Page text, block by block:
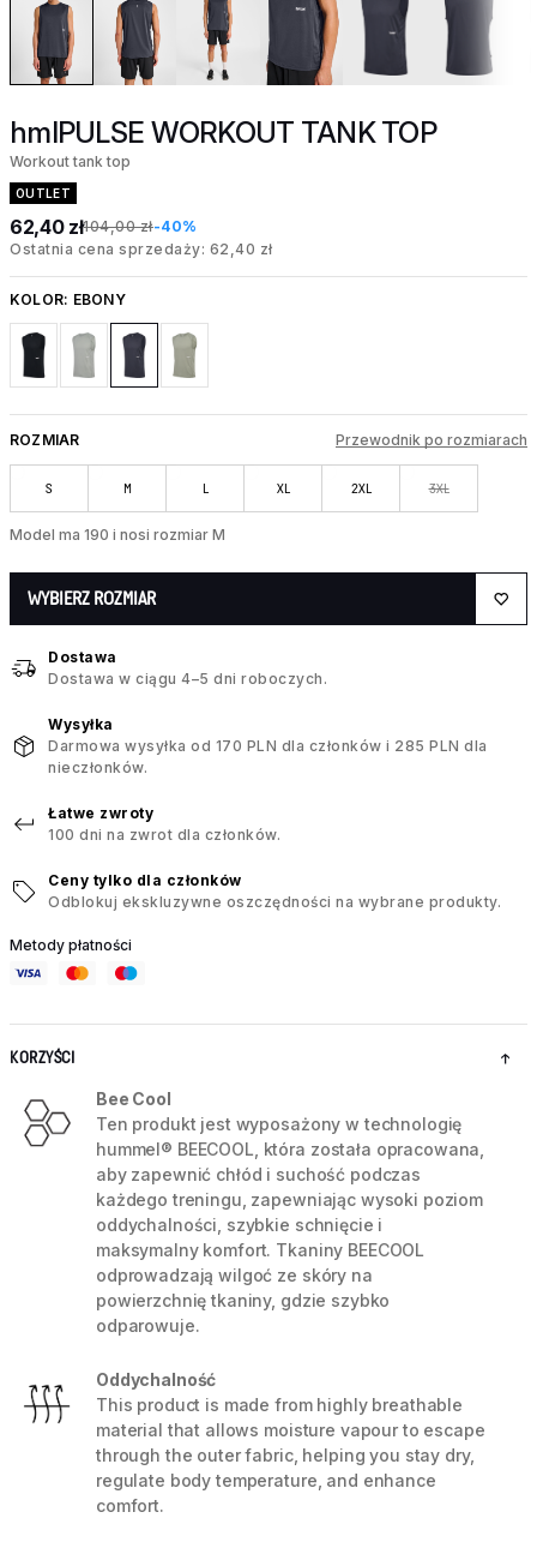
hmlPULSE WORKOUT TANK TOP
Workout tank top
OUTLET
62,40 zł104,00 zł-40%
Ostatnia cena sprzedaży: 62,40 zł
KOLOR: EBONY
ROZMIAR Przewodnik po rozmiarach
S M L XL 2XL 3XL
Model ma 190 i nosi rozmiar M
WYBIERZ ROZMIAR
Dostawa
Dostawa w ciągu 4–5 dni roboczych.
Wysyłka
Darmowa wysyłka od 170 PLN dla członków i 285 PLN dla
nieczłonków.
Łatwe zwroty
100 dni na zwrot dla członków.
Ceny tylko dla członków
Odblokuj ekskluzywne oszczędności na wybrane produkty.
Metody płatności
KORZYŚCI
Bee Cool
Ten produkt jest wyposażony w technologię
hummel® BEECOOL, która została opracowana,
aby zapewnić chłód i suchość podczas
każdego treningu, zapewniając wysoki poziom
oddychalności, szybkie schnięcie i
maksymalny komfort. Tkaniny BEECOOL
odprowadzają wilgoć ze skóry na
powierzchnię tkaniny, gdzie szybko
odparowuje.
Oddychalność
This product is made from highly breathable
material that allows moisture vapour to escape
through the outer fabric, helping you stay dry,
regulate body temperature, and enhance
comfort.